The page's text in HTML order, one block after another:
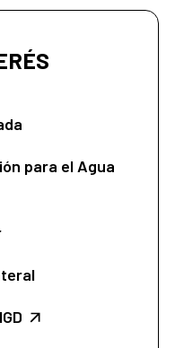
para el Agua